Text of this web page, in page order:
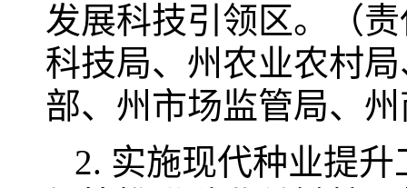
发展科技引领区。（
科技局、州农业农村
部、州市场监管局、
2. 实施现代种业提